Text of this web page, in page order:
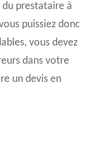
prestataire à
puissiez donc
vous devez
dans votre
un devis en